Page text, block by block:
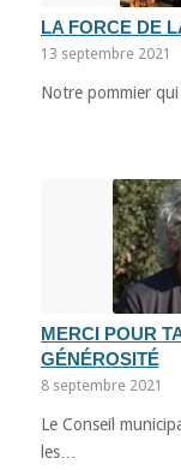
LA FORCE DE
13 septembre 2021
Notre pommier
MERCI POUR
GÉNÉROSITÉ
8 septembre 2021
Le Conseil
les…